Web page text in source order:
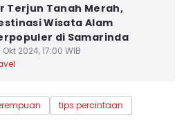
Terjun Tanah Merah,
Wisata Alam
di Samarinda
Okt 2024, 17:00 WIB
tips percintaan